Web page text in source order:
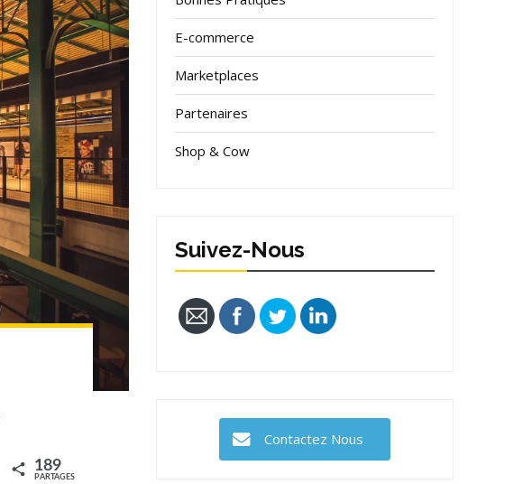
189
PARTAGES
E-commerce
Marketplaces
Partenaires
Shop & Cow
Suivez-Nous
Contactez Nous